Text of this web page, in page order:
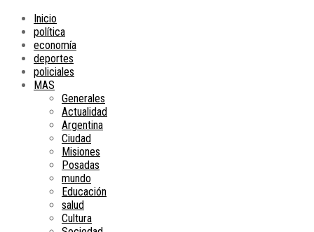
Inicio
política
economía
deportes
policiales
MAS
Generales
Actualidad
Argentina
Ciudad
Misiones
Posadas
mundo
Educación
salud
Cultura